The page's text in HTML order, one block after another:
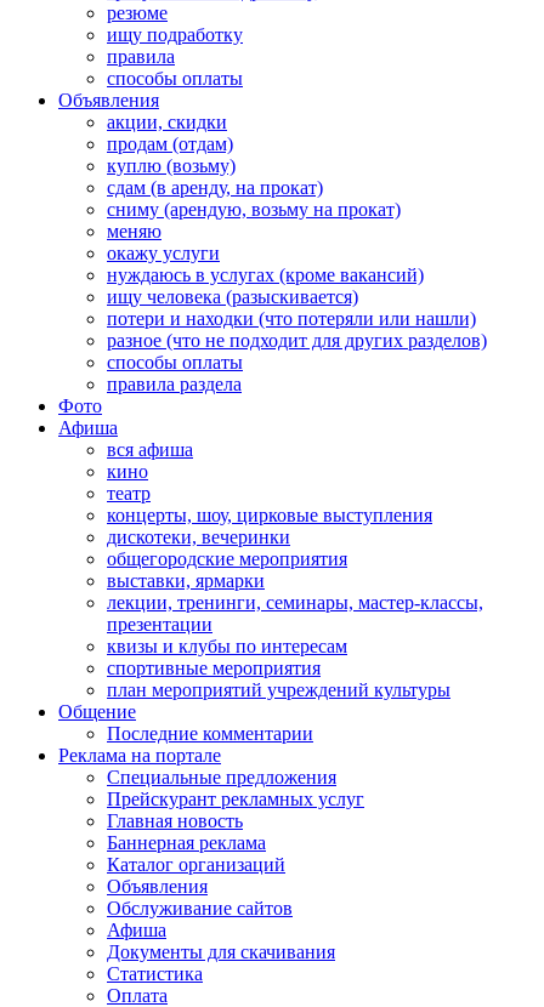
резюме
ищу подработку
правила
способы оплаты
Объявления
акции, скидки
продам (отдам)
куплю (возьму)
сдам (в аренду, на прокат)
сниму (арендую, возьму на прокат)
меняю
окажу услуги
нуждаюсь в услугах (кроме вакансий)
ищу человека (разыскивается)
потери и находки (что потеряли или нашли)
разное (что не подходит для других разделов)
способы оплаты
правила раздела
Фото
Афиша
вся афиша
кино
театр
концерты, шоу, цирковые выступления
дискотеки, вечеринки
общегородские мероприятия
выставки, ярмарки
лекции, тренинги, семинары, мастер-классы,
презентации
квизы и клубы по интересам
спортивные мероприятия
план мероприятий учреждений культуры
Общение
Последние комментарии
Реклама на портале
Специальные предложения
Прейскурант рекламных услуг
Главная новость
Баннерная реклама
Каталог организаций
Объявления
Обслуживание сайтов
Афиша
Документы для скачивания
Статистика
Оплата